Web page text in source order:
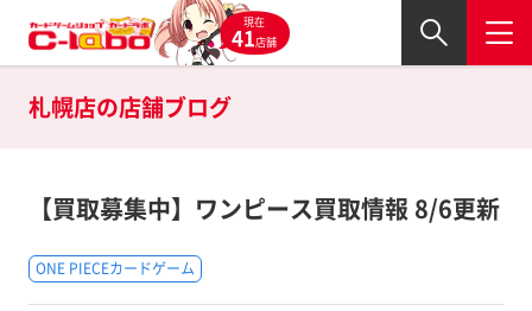
現在
41店舗
札幌店の店舗ブログ
【買取募集中】ワンピース買取情報 8/6更新
ONE PIECEカードゲーム